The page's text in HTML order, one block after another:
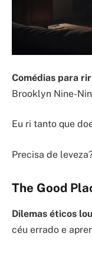
Comédias para
Brooklyn Nine-
Eu ri tanto que
Precisa de
The Good
Dilemas éticos
céu errado e